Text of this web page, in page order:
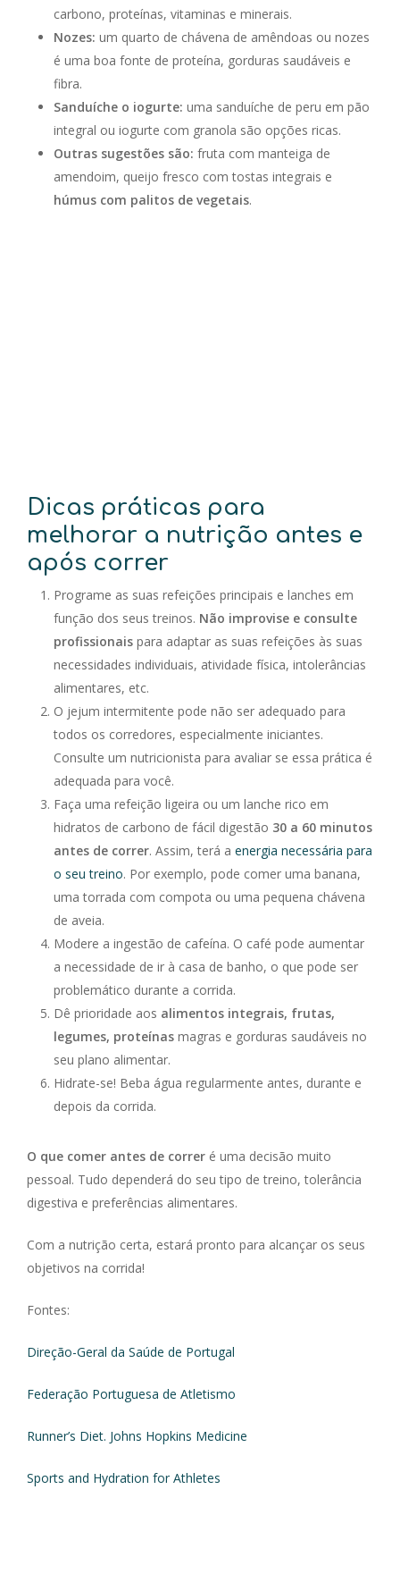
carbono, proteínas, vitaminas e minerais.
Nozes: um quarto de chávena de amêndoas ou nozes
é uma boa fonte de proteína, gorduras saudáveis e
fibra.
Sanduíche o iogurte: uma sanduíche de peru em pão
integral ou iogurte com granola são opções ricas.
Outras sugestões são: fruta com manteiga de
amendoim, queijo fresco com tostas integrais e
húmus com palitos de vegetais.
Dicas práticas para
melhorar a nutrição antes e
após correr
Programe as suas refeições principais e lanches em
função dos seus treinos. Não improvise e consulte
profissionais para adaptar as suas refeições às suas
necessidades individuais, atividade física, intolerâncias
alimentares, etc.
O jejum intermitente pode não ser adequado para
todos os corredores, especialmente iniciantes.
Consulte um nutricionista para avaliar se essa prática é
adequada para você.
Faça uma refeição ligeira ou um lanche rico em
hidratos de carbono de fácil digestão 30 a 60 minutos
antes de correr. Assim, terá a energia necessária para
o seu treino. Por exemplo, pode comer uma banana,
uma torrada com compota ou uma pequena chávena
de aveia.
Modere a ingestão de cafeína. O café pode aumentar
a necessidade de ir à casa de banho, o que pode ser
problemático durante a corrida.
Dê prioridade aos alimentos integrais, frutas,
legumes, proteínas magras e gorduras saudáveis no
seu plano alimentar.
Hidrate-se! Beba água regularmente antes, durante e
depois da corrida.
O que comer antes de correr é uma decisão muito
pessoal. Tudo dependerá do seu tipo de treino, tolerância
digestiva e preferências alimentares.
Com a nutrição certa, estará pronto para alcançar os seus
objetivos na corrida!
Fontes:
Direção-Geral da Saúde de Portugal
Federação Portuguesa de Atletismo
Runner’s Diet. Johns Hopkins Medicine
Sports and Hydration for Athletes